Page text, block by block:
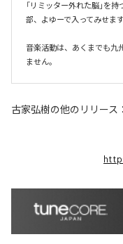
「リミッター外れた脳」を
部、よゆーで入ってみせま
音楽活動は、あくまでも九
ません。
古家弘樹の他のリリース：